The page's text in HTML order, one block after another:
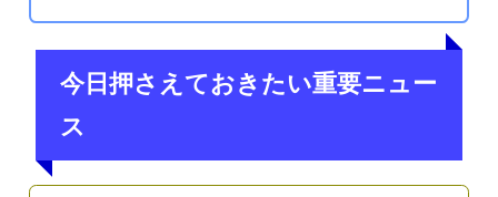
今日押さえておきたい重要ニュー
ス